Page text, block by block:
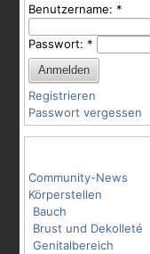
Benutzername: *
Passwort: *
Registrieren
Passwort vergessen
Community-News
Körperstellen
Bauch
Brust und Dekolleté
Genitalbereich